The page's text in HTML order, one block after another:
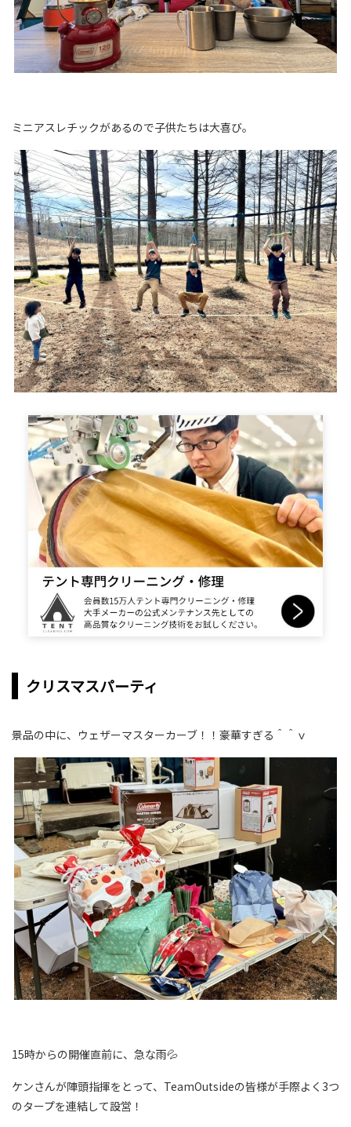
ミニアスレチックがあるので子供たちは大喜び。
クリスマスパーティ
景品の中に、ウェザーマスターカーブ！！豪華すぎる＾＾ｖ
15時からの開催直前に、急な雨💦
ケンさんが陣頭指揮をとって、TeamOutsideの皆様が手際よく3つ
のタープを連結して設営！